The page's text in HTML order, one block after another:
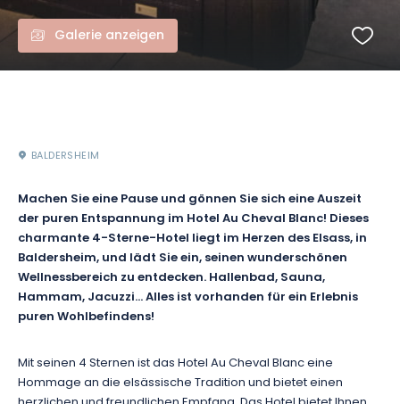
Galerie anzeigen
BALDERSHEIM
Machen Sie eine Pause und gönnen Sie sich eine Auszeit
der puren Entspannung im Hotel Au Cheval Blanc! Dieses
charmante 4-Sterne-Hotel liegt im Herzen des Elsass, in
Baldersheim, und lädt Sie ein, seinen wunderschönen
Wellnessbereich zu entdecken. Hallenbad, Sauna,
Hammam, Jacuzzi… Alles ist vorhanden für ein Erlebnis
puren Wohlbefindens!
Mit seinen 4 Sternen ist das Hotel Au Cheval Blanc eine
Hommage an die elsässische Tradition und bietet einen